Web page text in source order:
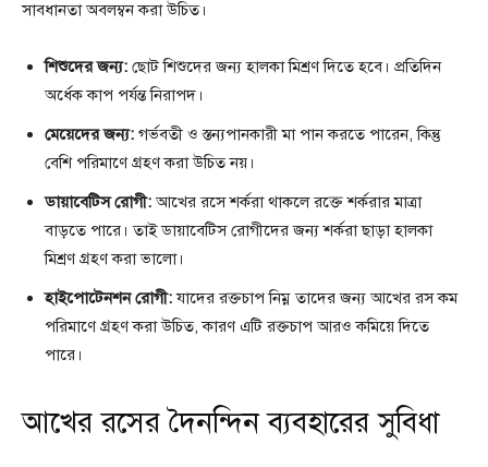
সাবধানতা অবলম্বন করা উচিত।
শিশুদের জন্য: ছোট শিশুদের জন্য হালকা মিশ্রণ দিতে হবে। প্রতিদিন
অর্ধেক কাপ পর্যন্ত নিরাপদ।
মেয়েদের জন্য: গর্ভবতী ও স্তন্যপানকারী মা পান করতে পারেন, কিন্তু
বেশি পরিমাণে গ্রহণ করা উচিত নয়।
ডায়াবেটিস রোগী:আখের রসে শর্করা থাকলে রক্তে শর্করার মাত্রা
বাড়তে পারে। তাই ডায়াবেটিস রোগীদের জন্য শর্করা ছাড়া হালকা
মিশ্রণ গ্রহণ করা ভালো।
হাইপোটেনশন রোগী:যাদের রক্তচাপ নিম্ন তাদের জন্য আখের রস কম
পরিমাণে গ্রহণ করা উচিত, কারণ এটি রক্তচাপ আরও কমিয়ে দিতে
পারে।
আখের রসের দৈনন্দিন ব্যবহারের সুবিধা